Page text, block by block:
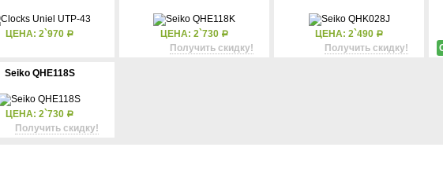
ЦЕНА: 2`970 Р ЦЕНА: 2`730 Р
Получить скидку!
ЦЕНА: 2`490 Р
Получить скидку!
Seiko QHE118S
ЦЕНА: 2`730 Р
Получить скидку!